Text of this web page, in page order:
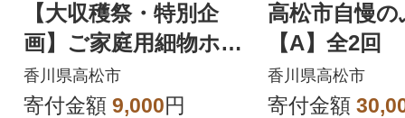
【大収穫祭・特別企
画】ご家庭用細物ホワ
イトコーン 約7kg
香川県高松市
寄付金額 9,000円
高松市自慢
【A】全2回
香川県高松市
寄付金額